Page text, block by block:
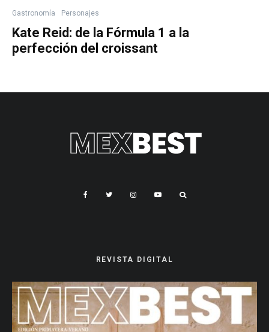
Gastronomía Personajes
Kate Reid: de la Fórmula 1 a la
perfección del croissant
REVISTA DIGITAL